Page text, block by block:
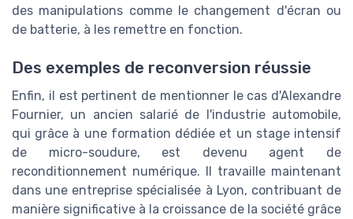
des manipulations comme le changement d'écran ou
de batterie, à les remettre en fonction.
Des exemples de reconversion réussie
Enfin, il est pertinent de mentionner le cas d'Alexandre
Fournier, un ancien salarié de l'industrie automobile,
qui grâce à une formation dédiée et un stage intensif
de micro-soudure, est devenu agent de
reconditionnement numérique. Il travaille maintenant
dans une entreprise spécialisée à Lyon, contribuant de
manière significative à la croissance de la société grâce